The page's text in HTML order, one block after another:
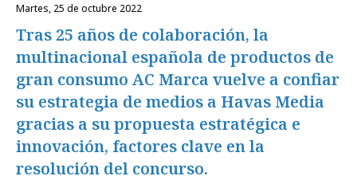
martes, 25 de octubre 2022
Tras 25 años de colaboración, la
multinacional española de productos de
gran consumo AC Marca vuelve a confiar
su estrategia de medios a Havas Media
gracias a su propuesta estratégica e
innovación, factores clave en la
resolución del concurso.